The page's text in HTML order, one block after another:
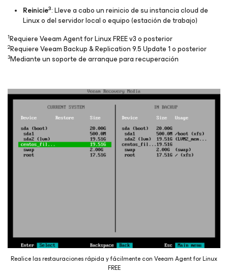
Reinicie3: Lleve a cabo un reinicio de su instancia cloud de
Linux o del servidor local o equipo (estación de trabajo)
1Requiere Veeam Agent for Linux FREE v3 o posterior
2Requiere Veeam Backup & Replication 9.5 Update 1 o posterior
3Mediante un soporte de arranque para recuperación
Realice las restauraciones rápida y fácilmente con Veeam Agentfor Linux
FREE